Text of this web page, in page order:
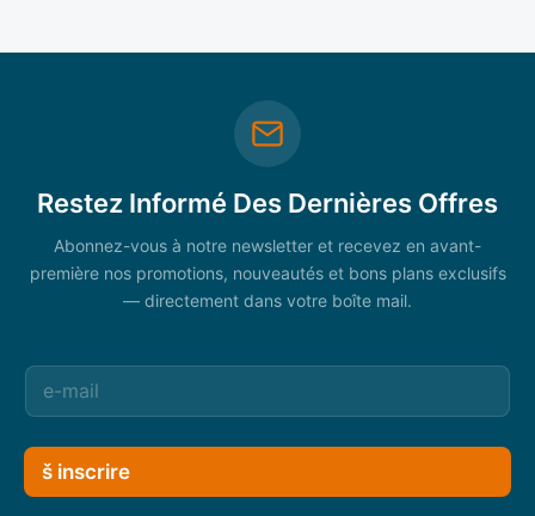
Restez Informé Des Dernières Offres
Abonnez-vous à notre newsletter et recevez en avant-
première nos promotions, nouveautés et bons plans exclusifs
— directement dans votre boîte mail.
š inscrire